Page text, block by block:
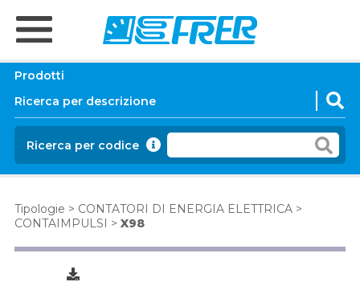
Prodotti
Ricerca per codice
Tipologie > CONTATORI DI ENERGIA ELETTRICA>
CONTAIMPULSI > X98